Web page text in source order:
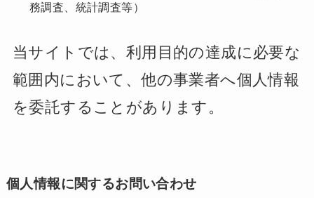
務調査、統計調査等）
当サイトでは、利用目的の達成に必要な
範囲内において、他の事業者へ個人情報
を委託することがあります。
個人情報に関するお問い合わせ